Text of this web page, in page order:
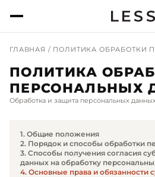
ГЛАВНАЯ / ПОЛИТИКА ОБРАБОТКИ
ПОЛИТИКА
ПЕРСОНАЛЬНЫХ
Обработка и защита персональных
1. Общие положения
2. Порядок и способы обработки
3. Способы получения согласия
данных на обработку
4. Основные права и обязанности